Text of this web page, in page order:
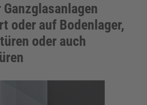
Angebote anzeigen
oder auf Bodenlager,
oder auch